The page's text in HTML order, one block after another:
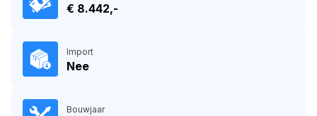
€ 8.442,-
Import
Nee
Bouwjaar